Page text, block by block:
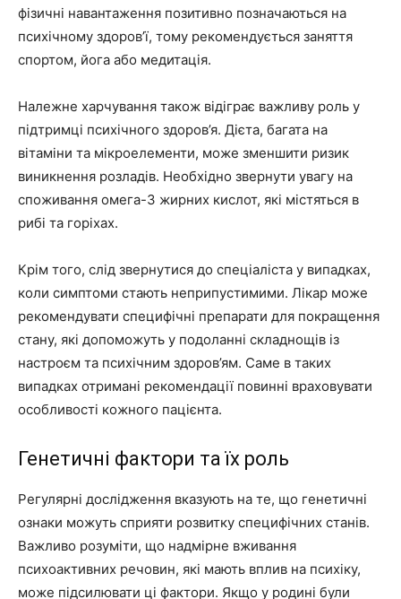
фізичні навантаження позитивно позначаються на
психічному здоров’ї, тому рекомендується заняття
спортом, йога або медитація.
Належне харчування також відіграє важливу роль у
підтримці психічного здоров’я. Дієта, багата на
вітаміни та мікроелементи, може зменшити ризик
виникнення розладів. Необхідно звернути увагу на
споживання омега-3 жирних кислот, які містяться в
рибі та горіхах.
Крім того, слід звернутися до спеціаліста у випадках,
коли симптоми стають неприпустимими. Лікар може
рекомендувати специфічні препарати для покращення
стану, які допоможуть у подоланні складнощів із
настроєм та психічним здоров’ям. Саме в таких
випадках отримані рекомендації повинні враховувати
особливості кожного пацієнта.
Генетичні фактори та їх роль
Регулярні дослідження вказують на те, що генетичні
ознаки можуть сприяти розвитку специфічних станів.
Важливо розуміти, що надмірне вживання
психоактивних речовин, які мають вплив на психіку,
може підсилювати ці фактори. Якщо у родині були